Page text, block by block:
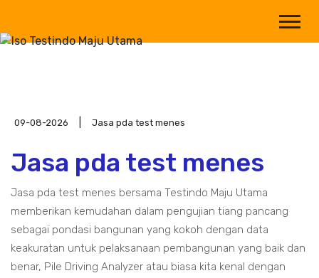
09-08-2026 Jasa pda test menes
Jasa pda test menes
Jasa pda test menes bersama Testindo Maju Utama
memberikan kemudahan dalam pengujian tiang pancang
sebagai pondasi bangunan yang kokoh dengan data
keakuratan untuk pelaksanaan pembangunan yang baik dan
benar, Pile Driving Analyzer atau biasa kita kenal dengan